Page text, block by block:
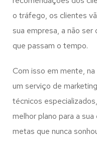
o tráfego, os clientes
sua empresa, a não
que passam o tempo.
Com isso em mente, na
um serviço de
técnicos
melhor plano para a
metas que nunca